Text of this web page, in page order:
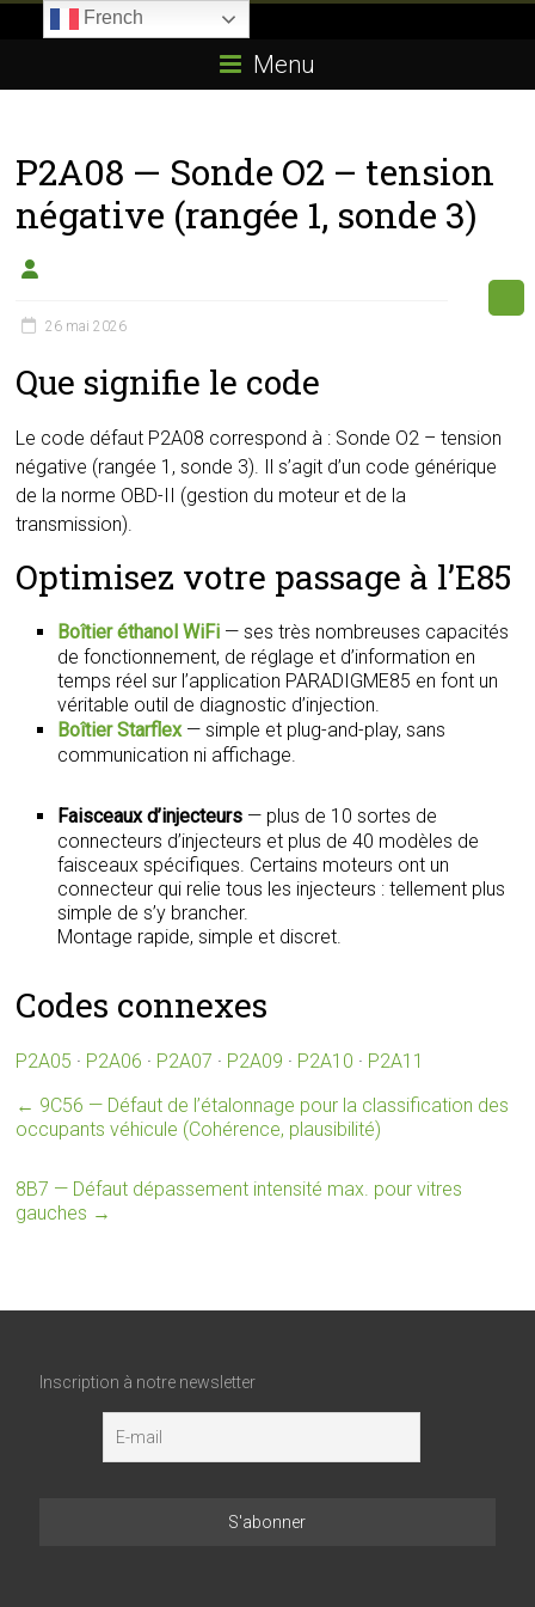
E85.com
passion
boîtier
éthanol
Menu
P2A08 — Sonde O2 – tension
négative (rangée 1, sonde 3)
26 mai 2026
Que signifie le code
Le code défaut P2A08 correspond à : Sonde O2 – tension
négative (rangée 1, sonde 3). Il s’agit d’un code générique
de la norme OBD-II (gestion du moteur et de la
transmission).
Optimisez votre passage à l’E85
Boîtier éthanol WiFi — ses très nombreuses capacités
de fonctionnement, de réglage et d’information en
temps réel sur l’application PARADIGME85 en font un
véritable outil de diagnostic d’injection.
Boîtier Starflex— simple et plug-and-play, sans
communication ni affichage.
Faisceaux d’injecteurs — plus de 10 sortes de
connecteurs d’injecteurs et plus de 40 modèles de
faisceaux spécifiques. Certains moteurs ont un
connecteur qui relie tous les injecteurs : tellement plus
simple de s’y brancher.
Montage rapide, simple et discret.
Codes connexes
P2A05 · P2A06 · P2A07 · P2A09 · P2A10 · P2A11
← 9C56 — Défaut de l’étalonnage pour la classification des
occupants véhicule (Cohérence, plausibilité)
8B7 — Défaut dépassement intensité max. pour vitres
gauches →
Inscription à notre newsletter
French